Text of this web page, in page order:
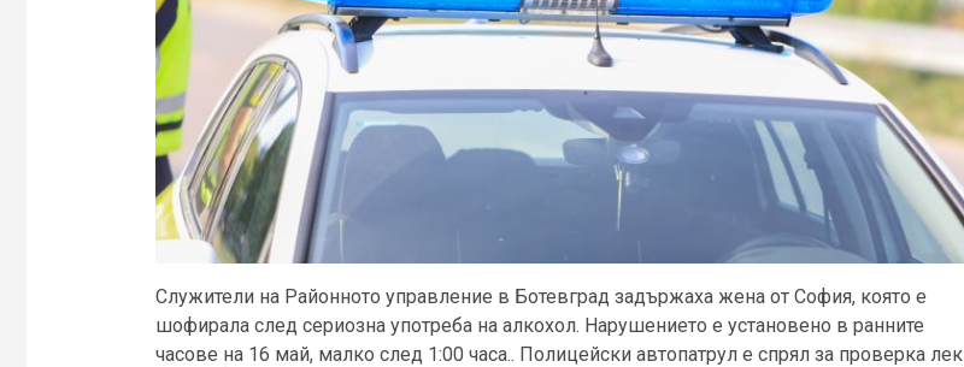
Служители на Районното управление в Ботевград задържаха жена от София, която е
шофирала след сериозна употреба на алкохол. Нарушението е установено в ранните
часове на 16 май, малко след 1:00 часа.. Полицейски автопатрул е спрял за проверка лек